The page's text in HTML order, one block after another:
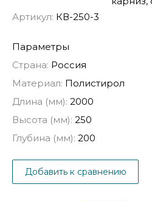
Артикул: КВ-250-3
Параметры
Страна: Россия
Материал: Полистирол
Длина (мм): 2000
Высота (мм): 250
Глубина (мм): 200
Добавить к сравнению